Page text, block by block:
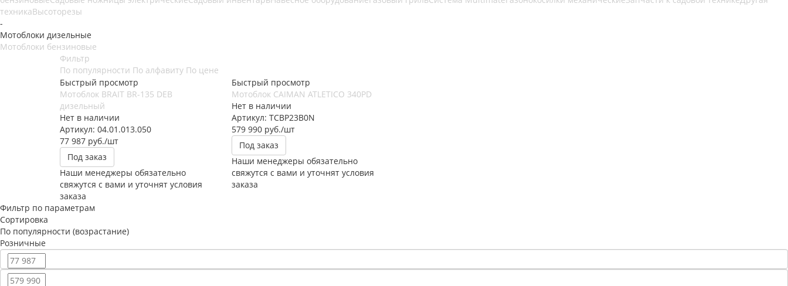
техникаВысоторезы
-
Мотоблоки дизельные
Мотоблоки бензиновые
Фильтр
По популярности По алфавиту По цене
Быстрый просмотр
Мотоблок BRAIT BR-135 DEB
дизельный
Нет в наличии
Артикул: 04.01.013.050
77 987 руб./шт
Под заказ
Наши менеджеры обязательно
свяжутся с вами и уточнят условия
заказа
Быстрый просмотр
Мотоблок CAIMAN ATLETICO 340PD
Нет в наличии
Артикул: TCBP23B0N
579 990руб./шт
Под заказ
Наши менеджеры обязательно
свяжутся с вами и уточнят условия
заказа
Фильтр по параметрам
Сортировка
По популярности (возрастание)
Розничные